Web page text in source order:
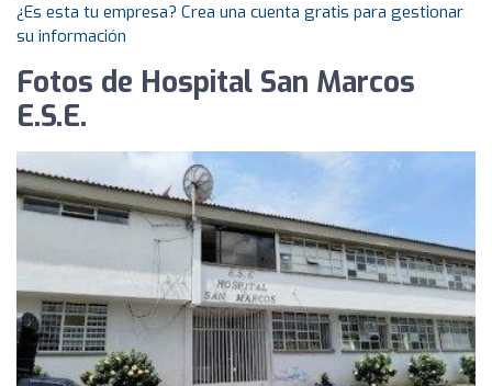
¿Es esta tu empresa? Crea una cuenta gratis para gestionar
su información
Fotos de Hospital San Marcos
E.S.E.